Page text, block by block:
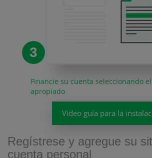
3
Financie su cuenta seleccionando
apropiado
Video guía para la
Regístrese y agregue su
cuenta personal